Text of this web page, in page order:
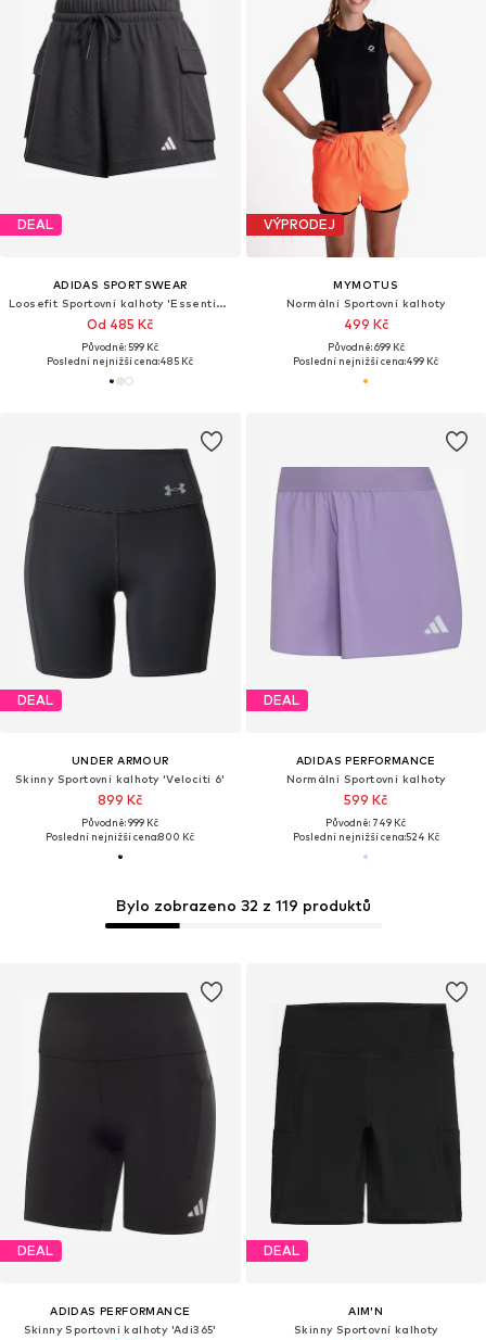
DEAL
ADIDAS SPORTSWEAR
Loosefit Sportovní kalhoty 'Essentials'
Od 485 Kč
Původně: 599 Kč
Poslední nejnižší cena:485 Kč
VÝPRODEJ
MYMOTUS
Normální Sportovní kalhoty
499 Kč
Původně: 699 Kč
Poslední nejnižší cena:499 Kč
DEAL
UNDER ARMOUR
Skinny Sportovní kalhoty 'Velociti 6'
899 Kč
Původně: 999 Kč
Poslední nejnižší cena:800 Kč
DEAL
ADIDAS PERFORMANCE
Normální Sportovní kalhoty
599 Kč
Původně: 749 Kč
Poslední nejnižší cena:524 Kč
DEAL
ADIDAS PERFORMANCE
Skinny Sportovní kalhoty 'Adi365'
DEAL
AIM'N
Skinny Sportovní kalhoty
Bylo zobrazeno 32 z 119 produktů